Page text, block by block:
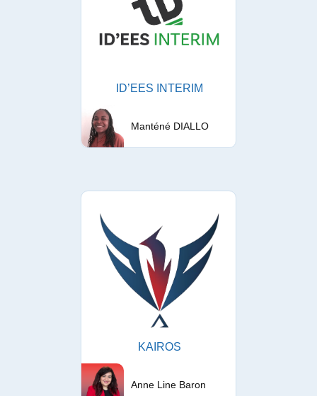
ID’EES INTERIM
Manténé DIALLO
KAIROS
Anne Line Baron